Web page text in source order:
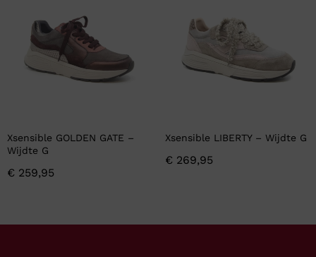
Xsensible GOLDEN GATE –
Wijdte G
€ 259,95
Xsensible LIBERTY – Wijdte G
€ 269,95